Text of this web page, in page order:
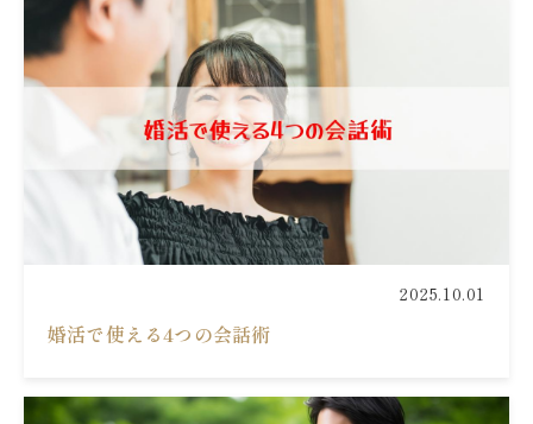
2025.10.01
婚活で使える4つの会話術